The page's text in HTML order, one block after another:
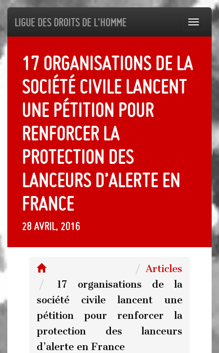
Ligue des droits de l'Homme
17 organisations de la
société civile lancent
une pétition pour
renforcer la
protection des
lanceurs d’alerte en
France
28 avril, 2016
Articles
17 organisations de la
société civile lancent une
pétition pour renforcer la
protection des lanceurs
d’alerte en France